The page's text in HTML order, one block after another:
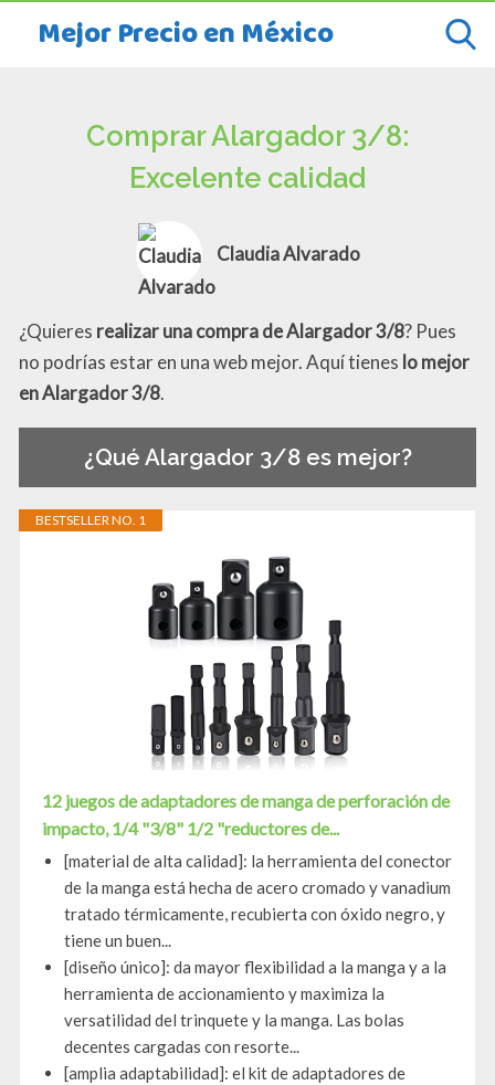
Mejor Precio en México
Comprar Alargador 3/8:
Excelente calidad
Claudia Alvarado
¿Quieres realizar una compra de Alargador 3/8? Pues
no podrías estar en una web mejor. Aquí tienes lo mejor
en Alargador 3/8.
¿Qué Alargador 3/8 es mejor?
BESTSELLER NO. 1
12 juegos de adaptadores de manga de perforación de
impacto, 1/4 "3/8" 1/2 "reductores de...
[material de alta calidad]: la herramienta del conector
de la manga está hecha de acero cromado y vanadium
tratado térmicamente, recubierta con óxido negro, y
tiene un buen...
[diseño único]: da mayor flexibilidad a la manga y a la
herramienta de accionamiento y maximiza la
versatilidad del trinquete y la manga. Las bolas
decentes cargadas con resorte...
[amplia adaptabilidad]: el kit de adaptadores de